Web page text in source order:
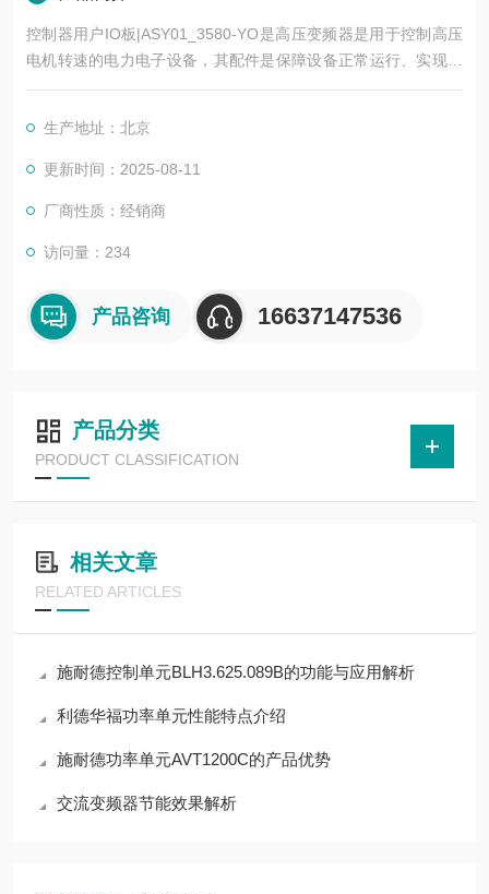
控制器用户IO板|ASY01_3580-YO是高压变频器是用于控制高压
电机转速的电力电子设备，其配件是保障设备正常运行、实现功
能扩展及维护维修的重要组成部分。这些配件种类繁多，涵盖了
生产地址：北京
更新时间：2025-08-11
厂商性质：经销商
访问量：234
产品咨询 16637147536
产品分类
PRODUCT CLASSIFICATION
相关文章
RELATED ARTICLES
施耐德控制单元BLH3.625.089B的功能与应用解析
利德华福功率单元性能特点介绍
施耐德功率单元AVT1200C的产品优势
交流变频器节能效果解析